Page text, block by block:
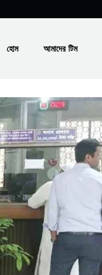
হোম আমাদের টিম